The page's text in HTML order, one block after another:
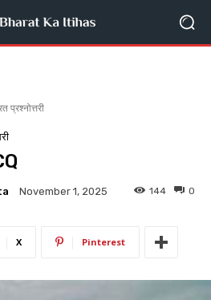
प्रश्नोत्तरी
November 1, 2025 0
144
X Pinterest